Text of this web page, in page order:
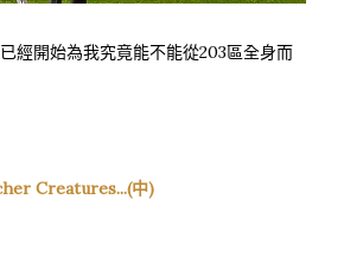
經開始為我究竟能不能從203區全身而
Creatures...(中)